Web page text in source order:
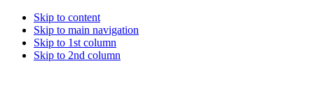
Skip to content
Skip to main navigation
Skip to 1st column
Skip to 2nd column